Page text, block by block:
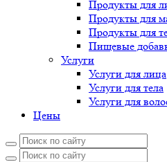
Продукты для
Продукты для
Продукты для
Пищевые
Услуги
Услуги для лица
Услуги для тела
Услуги для
Цены